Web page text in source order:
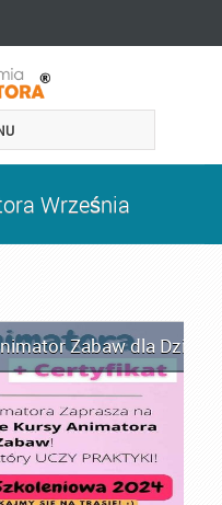
Września
Zabaw dla Dzieci